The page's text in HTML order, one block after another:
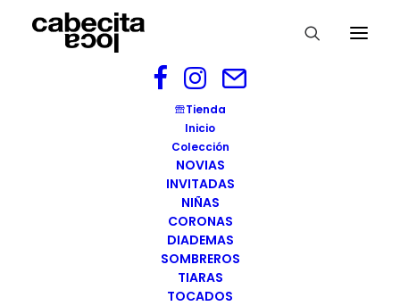
Tienda
Inicio
Colección
NOVIAS
INVITADAS
NIÑAS
CORONAS
DIADEMAS
SOMBREROS
TIARAS
TOCADOS
portada-tienda-cabecita-loca
portada-tienda-cabecita-loca
portada-tienda-cabecita-loca